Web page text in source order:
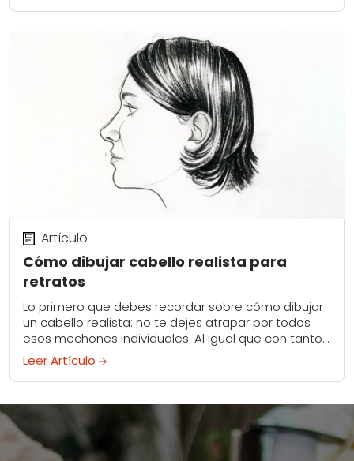
Cómo dibujar cabello realista para
retratos
Artículo
Lo primero que debes recordar sobre cómo dibujar
un cabello realista: no te dejes atrapar por todos
esos mechones individuales. Al igual que con tantos
aspectos del dibujo, menos es...
Leer Artículo